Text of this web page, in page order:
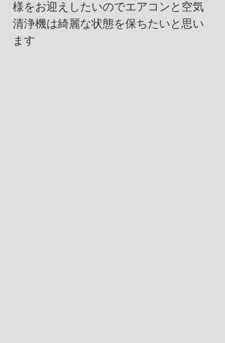
様をお迎えしたいのでエアコンと空気
清浄機は綺麗な状態を保ちたいと思い
ます